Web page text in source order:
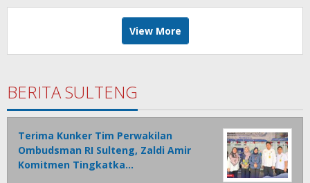
View More
BERITA SULTENG
Terima Kunker Tim Perwakilan
Ombudsman RI Sulteng, Zaldi Amir
Komitmen Tingkatka…